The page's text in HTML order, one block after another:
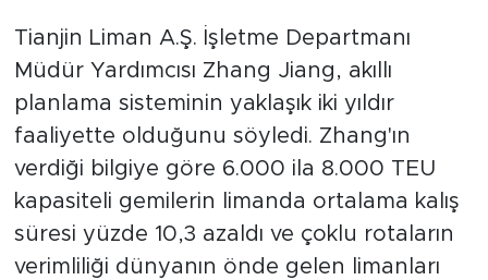
Tianjin Liman A.Ş. İşletme Departmanı
Müdür Yardımcısı Zhang Jiang, akıllı
planlama sisteminin yaklaşık iki yıldır
faaliyette olduğunu söyledi. Zhang'ın
verdiği bilgiye göre 6.000 ila 8.000 TEU
kapasiteli gemilerin limanda ortalama kalış
süresi yüzde 10,3 azaldı ve çoklu rotaların
verimliliği dünyanın önde gelen limanları